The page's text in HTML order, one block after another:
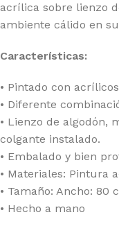
acrílica sobre lienzo
ambiente cálido en
Características:
• Pintado con
• Diferente
• Lienzo de algodón,
colgante instalado.
• Embalado y bien
• Materiales: Pintura
• Tamaño: Ancho: 80
• Hecho a mano